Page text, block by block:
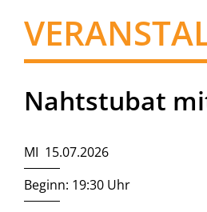
Nahtstubat
MI 15.07.2026
Beginn: 19:30 Uhr